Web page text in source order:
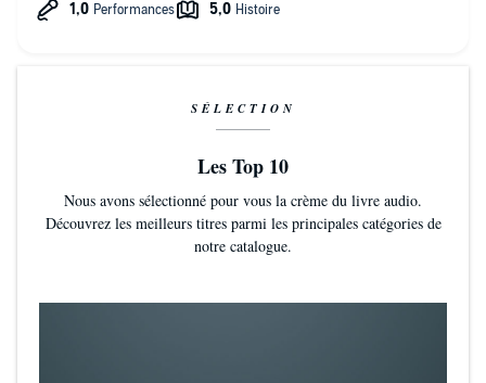
SÉLECTION
Les Top 10
Nous avons sélectionné pour vous la crème du livre audio.
Découvrez les meilleurs titres parmi les principales catégories de
notre catalogue.